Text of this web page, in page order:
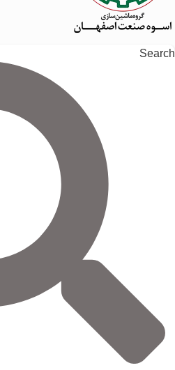
Search